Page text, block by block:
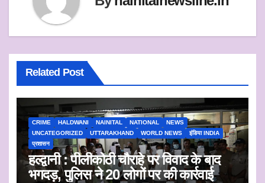
Related Post
CRIME HALDWANI NAINITAL NATIONAL
NEWS
UNCATEGORIZED
UTTARAKHAND WORLD NEWS
इंडिया INDIA
प्रशासन
हल्द्वानी : पीलीकोठी चौराहे पर विवाद के बाद
भगदड़, पुलिस ने 20 लोगों पर की कार्रवाई